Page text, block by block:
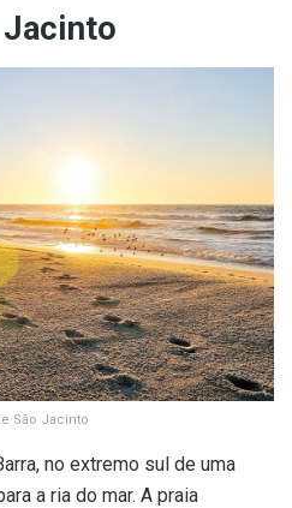
Jacinto
São Jacinto
no extremo sul de uma
a ria do mar. A praia